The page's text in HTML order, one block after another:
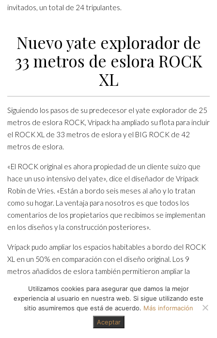
invitados, un total de 24 tripulantes.
Nuevo yate explorador de
33 metros de eslora ROCK
XL
Siguiendo los pasos de su predecesor el yate explorador de 25
metros de eslora ROCK, Vripack ha ampliado su flota para incluir
el ROCK XL de 33 metros de eslora y el BIG ROCK de 42
metros de eslora.
«El ROCK original es ahora propiedad de un cliente suizo que
hace un uso intensivo del yate», dice el diseñador de Vripack
Robin de Vries. «Están a bordo seis meses al año y lo tratan
como su hogar. La ventaja para nosotros es que todos los
comentarios de los propietarios que recibimos se implementan
en los diseños y la construcción posteriores».
Vripack pudo ampliar los espacios habitables a bordo del ROCK
XL en un 50% en comparación con el diseño original. Los 9
metros añadidos de eslora también permitieron ampliar la
descanso de nuevo diseño.
Con 265 GT, el ROCK XL ofrece un amplio espacio para el
almacenamiento de embarcaciones auxiliares y juguetes
Utilizamos cookies para asegurar que damos la mejor
experiencia al usuario en nuestra web. Si sigue utilizando este
sitio asumiremos que está de acuerdo. Más información
Aceptar